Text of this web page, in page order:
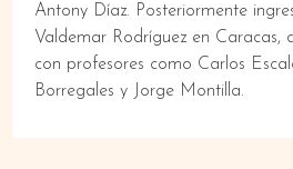
Antony Díaz. Posteriormente
Valdemar Rodríguez en Caracas,
con profesores como Carlos
Borregales y Jorge Montilla.